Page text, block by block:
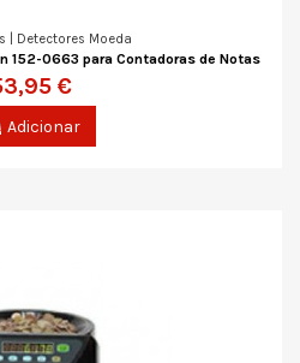
| Detectores Moeda
152-0663 para Contadoras de Notas
€
Adicionar